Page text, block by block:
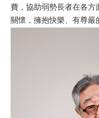
費，協助弱勢長者在各
關懷，擁抱快樂、有尊嚴